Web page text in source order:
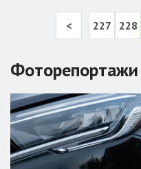
< 227 228
Фоторепортажи